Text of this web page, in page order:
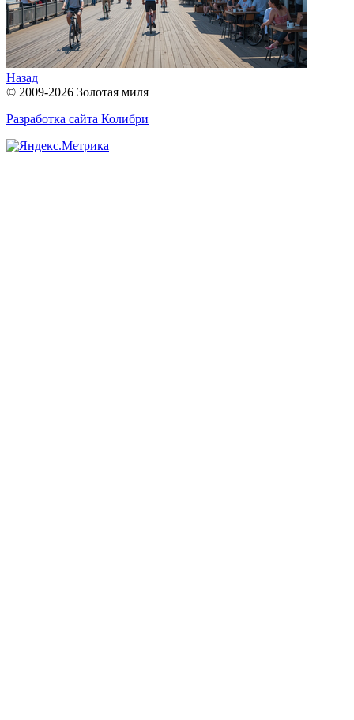
Назад
© 2009-2026 Золотая миля
Разработка сайта Колибри